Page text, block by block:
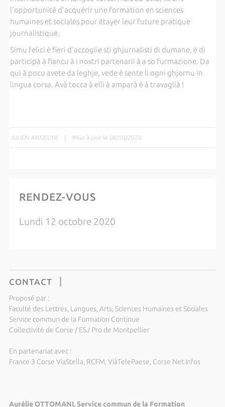
l'opportunité d'acquérir une formation en sciences
humaines et sociales pour étayer leur future pratique
journalistique.
Simu felici è fieri d'accoglie sti ghjurnalisti di dumane, è di
participà à fiancu à i nostri partenarii à a so furmazione. Da
quì à pocu avete da leghje, vede è sente li ogni ghjornu in
lingua corsa. Avà tocca à elli à amparà è à travaglià !
JULIEN ANGELINI | Mise à jour le 08/10/2020
RENDEZ-VOUS
Lundi 12 octobre 2020
CONTACT
Proposé par :
Faculté des Lettres, Langues, Arts, Sciences Humaines et Sociales
Service commun de la Formation Continue
Collectivité de Corse / ESJ Pro de Montpellier
En partenariat avec :
France 3 Corse ViaStella, RCFM, ViàTelePaese, Corse Net Infos
Aurélie OTTOMANI, Service commun de la Formation